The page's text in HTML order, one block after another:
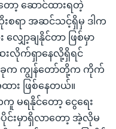
ော့ ဆောင်ထားရတဲ့
စရာ အဆင်သင့်ရှိမှ ဒါက
ာ့ချနိုင်တာ ဖြစ်မှာ
လိုက်ရှာနေလို့ရှိရင်
ခုက ကျွန်တော်တို့က ကိုက်
ား ဖြစ်နေတယ်။
မရနိုင်တော့ ငွေရေး
းမှာရှိလာတော့ အဲ့လိုမ